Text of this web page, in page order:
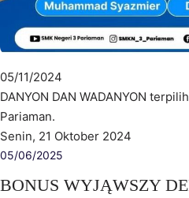
05/11/2024
DANYON DAN WADANYON
Pariaman.
Senin, 21 Oktober 2024
05/06/2025
BONUS WYJĄWSZY